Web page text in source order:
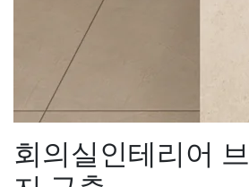
회의실인테리어